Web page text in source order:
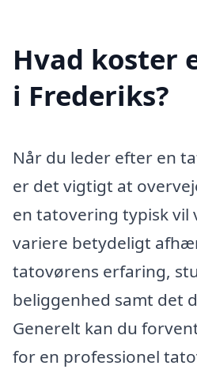
Hvad koster
i Frederiks?
Når du leder efter en
er det vigtigt at
en tatovering typisk vil
variere betydeligt
tatovørens erfaring,
beliggenhed samt det
Generelt kan du
for en professionel